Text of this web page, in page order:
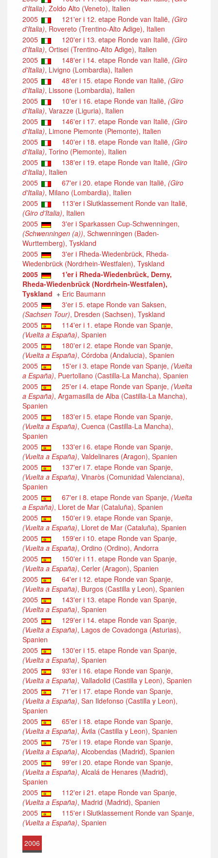
d'Italia), Zoldo Alto (Veneto), Italien
2005
121'er i 12. etape Ronde van Italië, (Giro
d'Italia), Rovereto (Trentino-Alto Adige), Italien
2005
120'er i 13. etape Ronde van Italië, (Giro
d'Italia), Ortisei (Trentino-Alto Adige), Italien
2005
148'er i 14. etape Ronde van Italië, (Giro
d'Italia), Livigno (Lombardia), Italien
2005
48'er i 15. etape Ronde van Italië, (Giro
d'Italia), Lissone (Lombardia), Italien
2005
10'er i 16. etape Ronde van Italië, (Giro
d'Italia), Varazze (Liguria), Italien
2005
146'er i 17. etape Ronde van Italië, (Giro
d'Italia), Limone Piemonte (Piemonte), Italien
2005
140'er i 18. etape Ronde van Italië, (Giro
d'Italia), Torino (Piemonte), Italien
2005
138'er i 19. etape Ronde van Italië, (Giro
d'Italia), Italien
2005
67'er i 20. etape Ronde van Italië, (Giro
d'Italia), Milano (Lombardia), Italien
2005
113'er i Slutklassement Ronde van Italië,
(Giro d'Italia), Italien
2005
3'er i Sparkassen Cup-Schwenningen,
(Schwenningen (a)), Schwenningen (Baden-
Wurttemberg), Tyskland
2005
3'er i Rheda-Wiedenbrück, Rheda-
Wiedenbrück (Nordrhein-Westfalen), Tyskland
2005
1'er i Rheda-Wiedenbrück, Derny,
Rheda-Wiedenbrück (Nordrhein-Westfalen),
Tyskland + Eric Baumann
2005
3'er i 5. etape Ronde van Saksen,
(Sachsen Tour), Dresden (Sachsen), Tyskland
2005
114'er i 1. etape Ronde van Spanje,
(Vuelta a España), Spanien
2005
180'er i 2. etape Ronde van Spanje,
(Vuelta a España), Córdoba (Andalucia), Spanien
2005
15'er i 3. etape Ronde van Spanje, (Vuelta
a España), Puertollano (Castilla-La Mancha), Spanien
2005
25'er i 4. etape Ronde van Spanje, (Vuelta
a España), Argamasilla de Alba (Castilla-La Mancha),
Spanien
2005
183'er i 5. etape Ronde van Spanje,
(Vuelta a España), Cuenca (Castilla-La Mancha),
Spanien
2005
133'er i 6. etape Ronde van Spanje,
(Vuelta a España), Valdelinares (Aragon), Spanien
2005
137'er i 7. etape Ronde van Spanje,
(Vuelta a España), Vinaròs (Comunidad Valenciana),
Spanien
2005
67'er i 8. etape Ronde van Spanje, (Vuelta
a España), Lloret de Mar (Cataluña), Spanien
2005
150'er i 9. etape Ronde van Spanje,
(Vuelta a España), Lloret de Mar (Cataluña), Spanien
2005
159'er i 10. etape Ronde van Spanje,
(Vuelta a España), Ordino (Ordino), Andorra
2005
150'er i 11. etape Ronde van Spanje,
(Vuelta a España), Cerler (Aragon), Spanien
2005
64'er i 12. etape Ronde van Spanje,
(Vuelta a España), Burgos (Castilla y Leon), Spanien
2005
143'er i 13. etape Ronde van Spanje,
(Vuelta a España), Spanien
2005
129'er i 14. etape Ronde van Spanje,
(Vuelta a España), Lagos de Covadonga (Asturias),
Spanien
2005
130'er i 15. etape Ronde van Spanje,
(Vuelta a España), Spanien
2005
93'er i 16. etape Ronde van Spanje,
(Vuelta a España), Valladolid (Castilla y Leon), Spanien
2005
71'er i 17. etape Ronde van Spanje,
(Vuelta a España), San Ildefonso (Castilla y Leon),
Spanien
2005
65'er i 18. etape Ronde van Spanje,
(Vuelta a España), Ãvila (Castilla y Leon), Spanien
2005
75'er i 19. etape Ronde van Spanje,
(Vuelta a España), Alcobendas (Madrid), Spanien
2005
99'er i 20. etape Ronde van Spanje,
(Vuelta a España), Alcalá de Henares (Madrid),
Spanien
2005
112'er i 21. etape Ronde van Spanje,
(Vuelta a España), Madrid (Madrid), Spanien
2005
115'er i Slutklassement Ronde van Spanje,
(Vuelta a España), Spanien
2006